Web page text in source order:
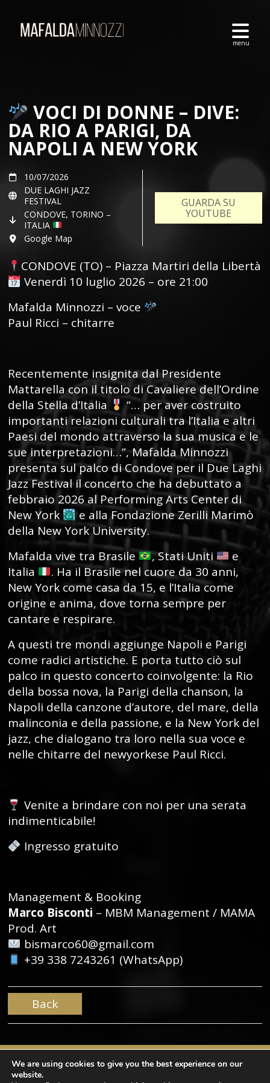
VOCI DI DONNE – DIVE:
DA RIO A PARIGI, DA
NAPOLI A NEW YORK
10/07/2026
DUE LAGHI JAZZ
FESTIVAL
CONDOVE, TORINO –
ITALIA
Google Map
GUARDA SU
YOUTUBE
CONDOVE (TO) – Piazza Martiri della Libertà
Venerdì 10 luglio 2026 – ore 21:00
Mafalda Minnozzi – voce
Paul Ricci – chitarre
Recentemente insignita dal Presidente
Mattarella con il titolo di Cavaliere dell’Ordine
della Stella d’Italia
“… per aver costruito
importanti relazioni culturali tra l’Italia e altri
Paesi del mondo attraverso la sua musica e le
sue interpretazioni…”, Mafalda Minnozzi
presenta sul palco di Condove per il Due Laghi
Jazz Festival il concerto che ha debuttato a
febbraio 2026 al Performing Arts Center di
New York
e alla Fondazione Zerilli Marimò
della New York University.
Mafalda vive tra Brasile
, Stati Uniti
e
Italia
. Ha il Brasile nel cuore da 30 anni,
New York come casa da 15, e l’Italia come
origine e anima, dove torna sempre per
cantare e respirare.
A questi tre mondi aggiunge Napoli e Parigi
come radici artistiche. E porta tutto ciò sul
palco in questo concerto coinvolgente: la Rio
della bossa nova, la Parigi della chanson, la
Napoli della canzone d’autore, del mare, della
malinconia e della passione, e la New York del
jazz, che dialogano tra loro nella sua voce e
nelle chitarre del newyorkese Paul Ricci.
Venite a brindare con noi per una serata
indimenticabile!
Ingresso gratuito
Management & Booking
Marco Bisconti – MBM Management / MAMA
Prod. Art
bismarco60@gmail.com
+39 338 7243261 (WhatsApp)
Back
We are using cookies to give you the best experience on our
website.